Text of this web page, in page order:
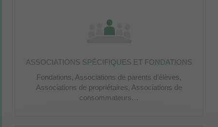
ASSOCIATIONS SPÉCIFIQUES ET FONDATIONS
Fondations, Associations de parents d’élèves,
Associations de propriétaires, Associations de
consommateurs…